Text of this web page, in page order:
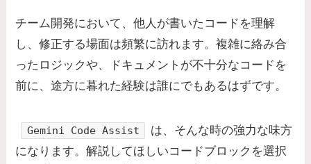
チーム開発において、他人が書いたコードを理解
し、修正する場面は頻繁に訪れます。複雑に絡み合
ったロジックや、ドキュメントが不十分なコードを
前に、途方に暮れた経験は誰にでもあるはずです。
Gemini Code Assist
は、そんな時の強力な味方
になります。解説してほしいコードブロックを選択